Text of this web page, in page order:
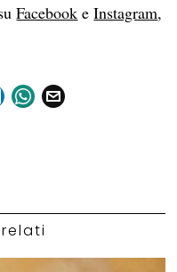
Facebook eInstagram,